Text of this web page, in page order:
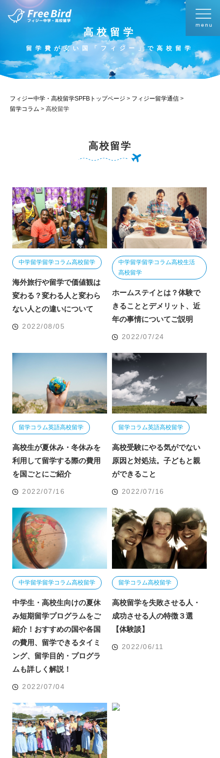
高校留学
留学費が安い国「フィジー」で高校留学
フィジー中学・高校留学SPFBトップページ > フィジー留学通信 >
留学コラム > 高校留学
高校留学
中学留学留学コラム高校留学
海外旅行や留学で価値観は
変わる？変わる人と変わら
ない人との違いについて
2022/08/05
中学留学留学コラム高校生活
高校留学
ホームステイとは？体験で
きることとデメリット、近
年の事情についてご説明
2022/07/24
留学コラム英語高校留学
高校生が夏休み・冬休みを
利用して留学する際の費用
を国ごとにご紹介
2022/07/16
留学コラム英語高校留学
高校受験にやる気がでない
原因と対処法。子どもと親
ができること
2022/07/16
中学留学留学コラム高校留学
中学生・高校生向けの夏休
み短期留学プログラムをご
紹介！おすすめの国や各国
の費用、留学できるタイミ
ング、留学目的・プログラ
ムも詳しく解説！
2022/07/04
留学コラム高校留学
高校留学を失敗させる人・
成功させる人の特徴３選
【体験談】
2022/06/11